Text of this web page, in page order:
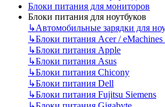
Блоки питания для мониторов
Блоки питания для ноутбуков
↳Автомобильные зарядки для
↳Блоки питания Acer / eMachines
↳Блоки питания Apple
↳Блоки питания Asus
↳Блоки питания Chicony
↳Блоки питания Dell
↳Блоки питания Fujitsu Siemens